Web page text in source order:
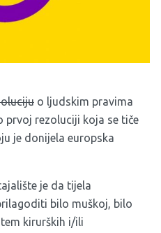
o ljudskim pravima
prvoj rezoluciji koja se tiče
je donijela europska
je da tijela
bilo muškoj, bilo
kirurških i/ili